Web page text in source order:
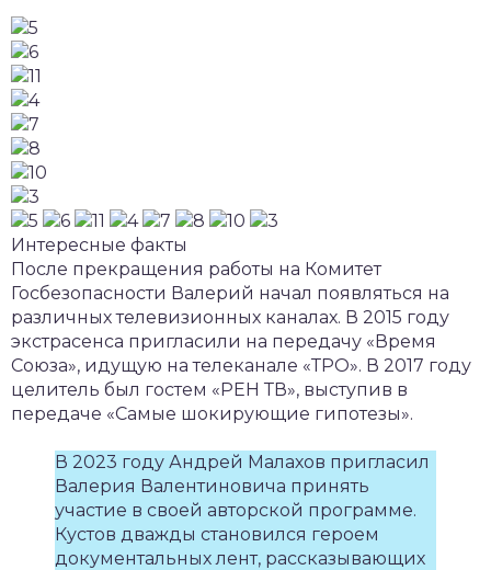
Интересные факты
После прекращения работы на Комитет
Госбезопасности Валерий начал появляться на
различных телевизионных каналах. В 2015 году
экстрасенса пригласили на передачу «Время
Союза», идущую на телеканале «ТРО». В 2017 году
целитель был гостем «РЕН ТВ», выступив в
передаче «Самые шокирующие гипотезы».
В 2023 году Андрей Малахов пригласил
Валерия Валентиновича принять
участие в своей авторской программе.
Кустов дважды становился героем
документальных лент, рассказывающих